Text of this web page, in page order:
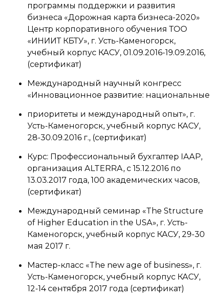
программы поддержки и развития
бизнеса «Дорожная карта бизнеса-2020»
Центр корпоративного обучения ТОО
«ИНИИТ КБТУ», г. Усть-Каменогорск,
учебный корпус КАСУ, 01.09.2016-19.09.2016,
(сертификат)
Международный научный конгресс
«Инновационное развитие: национальные
приоритеты и международный опыт», г.
Усть-Каменогорск, учебный корпус КАСУ,
28-30.09.2016 г., (сертификат)
Курс: Профессиональный бухгалтер IAAP,
организация ALTERRA, с 15.12.2016 по
13.03.2017 года, 100 академических часов,
(сертификат)
Международный семинар «The Structure
of Higher Education in the USA», г. Усть-
Каменогорск, учебный корпус КАСУ, 29-30
мая 2017 г.
Мастер-класс «The new age of business», г.
Усть-Каменогорск, учебный корпус КАСУ,
12-14 сентября 2017 года (сертификат)